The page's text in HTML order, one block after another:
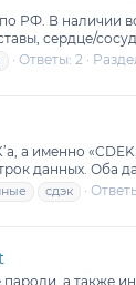
В наличии
сердце/
Ответы: 2
а именно
данных. Оба
сдэк
а также